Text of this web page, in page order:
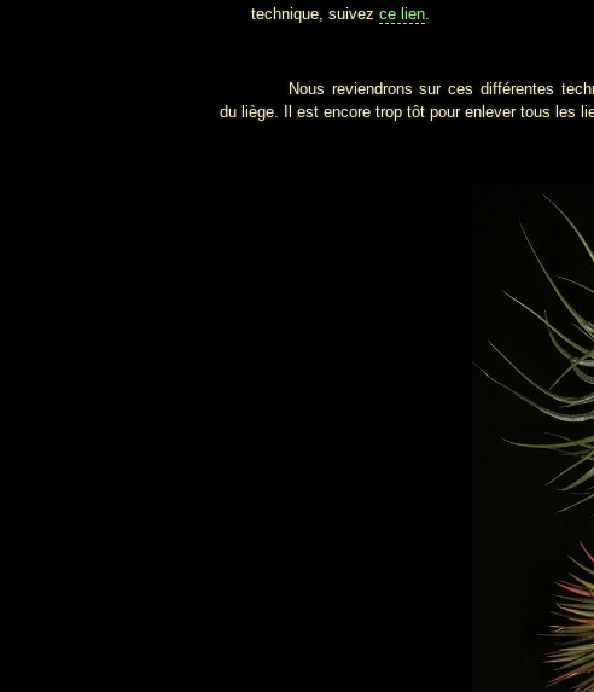
technique, suivez ce lien.
Nous reviendrons sur ces différentes
du liège. Il est encore trop tôt pour enlever tous les